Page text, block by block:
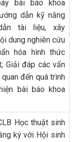
bài báo khoa
dẫn kỹ năng
tài liệu, xây
dung nghiên cứu
hóa hình thức
Giải đáp các vấn
đến quá trình
bài báo khoa
Học thuật sinh
ký với Hội sinh